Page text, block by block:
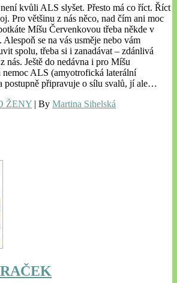
kvůli ALS slyšet. Přesto má co říct. Říct
Pro většinu z nás něco, nad čím ani moc
Míšu Červenkovou třeba někde v
Alespoň se na vás usměje nebo vám
spolu, třeba si i zanadávat – zdánlivá
nás. Ještě do nedávna i pro Míšu
ALS (amyotrofická laterální
postupně připravuje o sílu svalů, jí ale…
ŽENY | By Martina Sihelská